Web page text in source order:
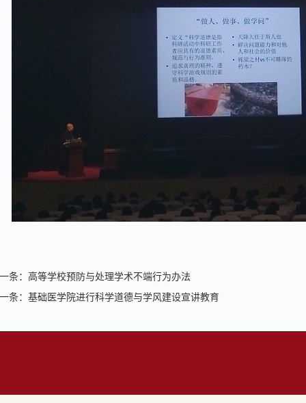
条： 高等学校预防与处理学术不端行为办法
条： 基础医学院进行科学道德与学风建设宣讲教育